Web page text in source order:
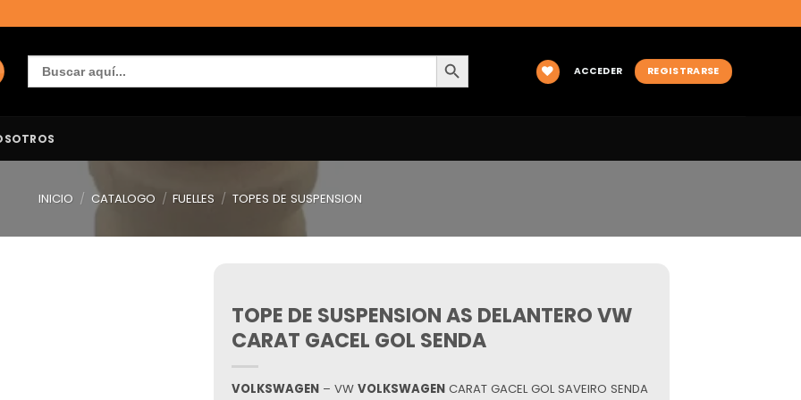
Buscar:
BOTÓN DE BÚSQUEDA
ACCEDER
REGISTRARSE
INICIO / CATALOGO / FUELLES / TOPES DE SUSPENSION
TOPE DE SUSPENSION AS DELANTERO VW
CARAT GACEL GOL SENDA
VOLKSWAGEN – VW VOLKSWAGEN CARAT GACEL GOL SAVEIRO SENDA